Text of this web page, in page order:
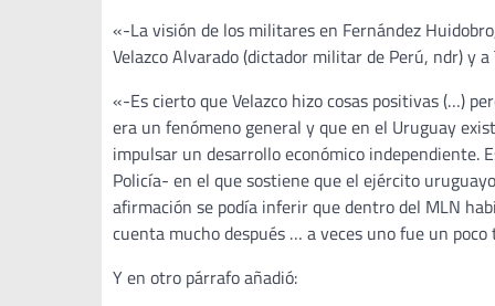
«-La visión de los militares en Fernández
Velazco Alvarado (dictador militar de Perú, ndr) y
«-Es cierto que Velazco hizo cosas positivas (…)
era un fenómeno general y que en el Uruguay
impulsar un desarrollo económico independiente.
Policía- en el que sostiene que el ejército
afirmación se podía inferir que dentro del MLN
cuenta mucho después … a veces uno fue un poco
Y en otro párrafo añadió: